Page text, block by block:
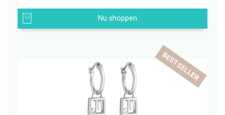
Nu shoppen
BESTSELLER